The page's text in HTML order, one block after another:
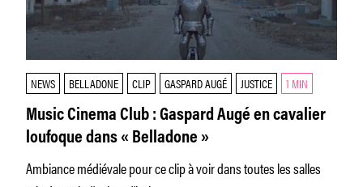
NEWS BELLADONE CLIP GASPARD AUGÉ JUSTICE 1 MIN
Music Cinema Club : Gaspard Augé en cavalier
loufoque dans « Belladone »
Ambiance médiévale pour ce clip à voir dans toutes les salles